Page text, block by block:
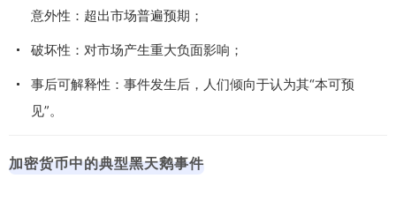
意外性：超出市场普遍预期；
破坏性：对市场产生重大负面影响；
事后可解释性：事件发生后，人们倾向于认为其“本可预
见”。
加密货币中的典型黑天鹅事件